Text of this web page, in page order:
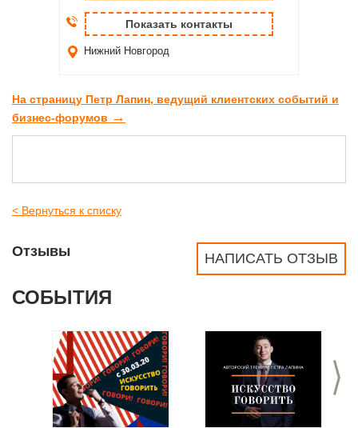
Показать контакты
Нижний Новгород
На страницу Петр Лапин, ведущий клиентских событий и
бизнес-форумов →
< Вернуться к списку
НАПИСАТЬ ОТЗЫВ
Отзывы
СОБЫТИЯ
>